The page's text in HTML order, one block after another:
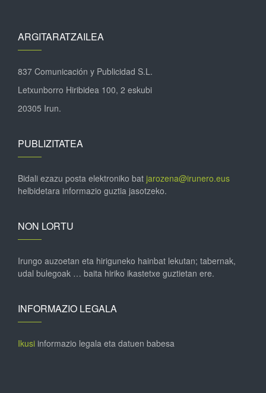
ARGITARATZAILEA
837 Comunicación y Publicidad S.L.
Letxunborro Hiribidea 100, 2 eskubi
20305 Irun.
PUBLIZITATEA
Bidali ezazu posta elektroniko bat jarozena@irunero.eus
helbidetara informazio guztia jasotzeko.
NON LORTU
Irungo auzoetan eta hiriguneko hainbat lekutan; tabernak,
udal bulegoak … baita hiriko ikastetxe guztietan ere.
INFORMAZIO LEGALA
Ikusi informazio legala eta datuen babesa